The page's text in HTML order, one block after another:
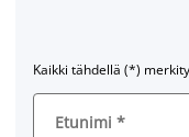
Kaikki tähdellä (*)
Etunimi *